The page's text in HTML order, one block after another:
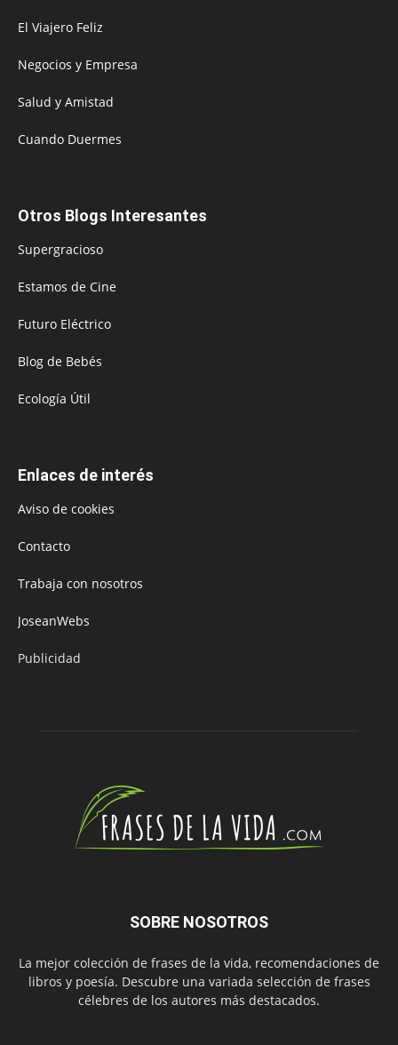
El Viajero Feliz
Negocios y Empresa
Salud y Amistad
Cuando Duermes
Otros Blogs Interesantes
Supergracioso
Estamos de Cine
Futuro Eléctrico
Blog de Bebés
Ecología Útil
Enlaces de interés
Aviso de cookies
Contacto
Trabaja con nosotros
JoseanWebs
Publicidad
SOBRE NOSOTROS
La mejor colección de frases de la vida, recomendaciones de
libros y poesía. Descubre una variada selección de frases
célebres de los autores más destacados.